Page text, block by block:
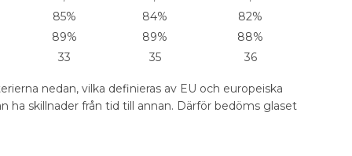
85%
84%
82%
89%
89%
88%
33
35 36
nedan, vilka definieras av EU och europeiska
ha skillnader från tid till annan. Därför bedöms glaset